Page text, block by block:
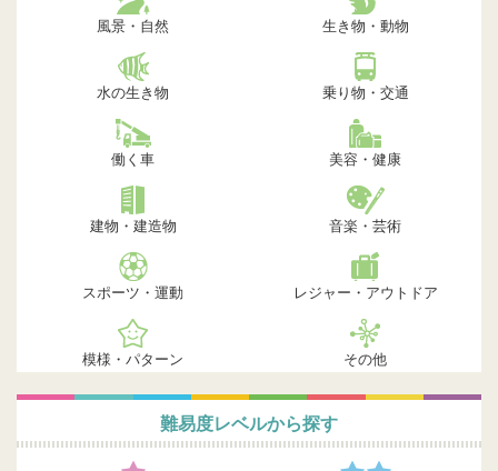
風景・自然 生き物・動物
水の生き物 乗り物・交通
働く車 美容・健康
建物・建造物 音楽・芸術
スポーツ・運動 レジャー・アウトドア
模様・パターン その他
難易度レベルから探す